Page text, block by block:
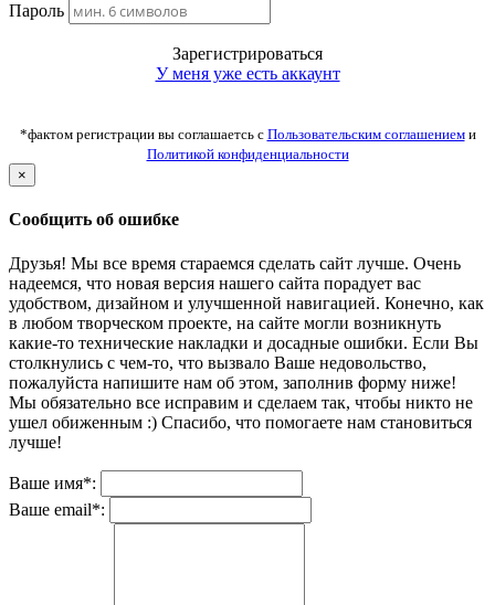
Пароль
Зарегистрироваться
У меня уже есть аккаунт
*фактом регистрации вы соглашаетсь с Пользовательским соглашениеми
Политикой конфиденциальности
×
Сообщить об ошибке
Друзья! Мы все время стараемся сделать сайт лучше. Очень
надеемся, что новая версия нашего сайта порадует вас
удобством, дизайном и улучшенной навигацией. Конечно, как
в любом творческом проекте, на сайте могли возникнуть
какие-то технические накладки и досадные ошибки. Если Вы
столкнулись с чем-то, что вызвало Ваше недовольство,
пожалуйста напишите нам об этом, заполнив форму ниже!
Мы обязательно все исправим и сделаем так, чтобы никто не
ушел обиженным :) Спасибо, что помогаете нам становиться
лучше!
Ваше имя*:
Ваше email*: